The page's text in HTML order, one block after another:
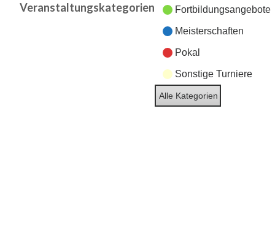
Veranstaltungskategorien Fortbildungsangebote
Meisterschaften
Pokal
Sonstige Turniere
Alle Kategorien